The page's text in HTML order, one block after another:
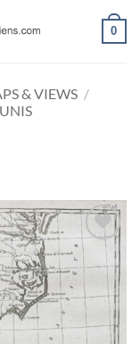
0
& VIEWS /
Ajouter
à la
wishlist